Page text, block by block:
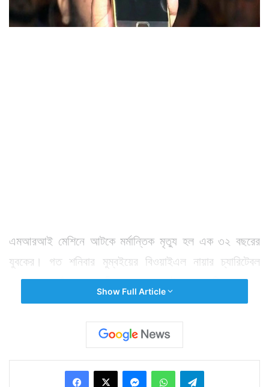
এমআরআই মেশিনে আটকে মর্মান্তিক মৃত্যু হল এক ৩২ বছরের
যুবকের। গত শনিবার মুম্বইয়ের বিওয়াইএল নায়ার চ্যারিটেবল
হাসপাতালে তাঁর এক আত্মীয়কে এমআরআই করাতে নিয়ে আসেন
ওই যুবক। তাঁর আত্মীয়দের অভিযোগ এক ওয়ার্ড বয় তাঁকে একটি
অক্সিজেন সিলিন্ডার এমআরআই রুমে নিয়ে যেতে বলে। সাহায্যের
হাত বাড়িয়ে রাজেশ মারু নামে ওই যুবক অক্সিজেন সিলিন্ডার নিয়ে
এমআরআই রুমে ঢোকেন। ঢোকা মাত্রই এমআরআই মেশিনের
দানবীয় চৌম্বকীয় আকর্ষণ তার কাজ শুরু করে দেয়। প্রবল
Show Full Article